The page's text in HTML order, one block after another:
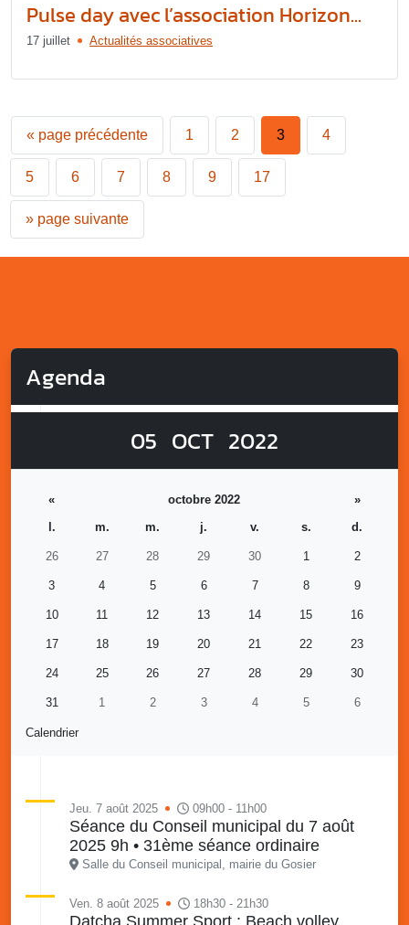
Pulse day avec l’association Horizon...
17 juillet Actualités associatives
« page précédente 1 2 3 4
5 6 7 8 9 17
» page suivante
Agenda
05 OCT 2022
Calendrier
« octobre 2022
»
l.
m. m. j. v. s. d.
26 27 28 29 30 1 2
3 4 5 6 7 8 9
10 11 12 13 14 15 16
17 18 19 20 21 22 23
24 25 26 27 28 29 30
31 1 2 3 4 5 6
Jeu. 7 août 2025 09h00 - 11h00
Séance du Conseil municipal du 7 août
2025 9h • 31ème séance ordinaire
Salle du Conseil municipal, mairie du Gosier
Ven. 8 août 2025 18h30 - 21h30
Datcha Summer Sport : Beach volley